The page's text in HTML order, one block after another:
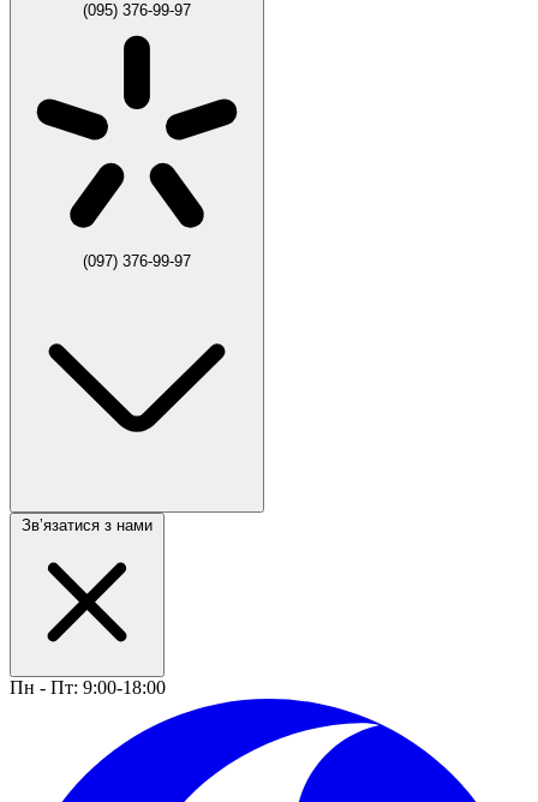
(095) 376-99-97
(097) 376-99-97
Звʼязатися з нами
Пн - Пт: 9:00-18:00